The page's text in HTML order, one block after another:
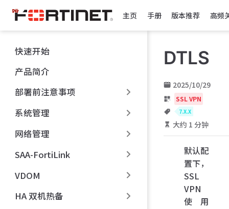
跳
至
主
內
容
主页 手册 版本推荐 高频
快速开始
产品简介
部署前注意事项
系统管理
网络管理
SAA-FortiLink
VDOM
HA 双机热备
DTLS
2025/10/29
SSL VPN
7.X.X
大约 1 分钟
默认配
置下，
SSL
VPN
使用